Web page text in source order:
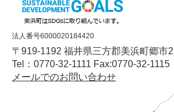
法人番号6000020184420
〒919-1192 福井県三方郡美浜町郷市
Tel：0770-32-1111 Fax:0770-32-1115
メールでのお問い合わせ